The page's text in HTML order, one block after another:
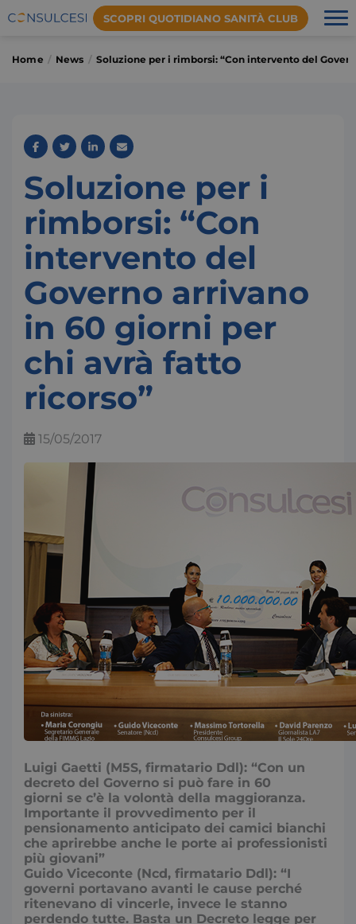
SCOPRI QUOTIDIANO SANITÀ CLUB
Home News Soluzione per i rimborsi: “Con intervento del
Soluzione per i
rimborsi: “Con
intervento del
Governo arrivano
in 60 giorni per
chi avrà fatto
ricorso”
15/05/2017
Luigi Gaetti (M5S, firmatario Ddl): “Con un
decreto del Governo si può fare in 60
giorni se c’è la volontà della maggioranza.
Importante il provvedimento per il
pensionamento anticipato dei camici bianchi
che aprirebbe anche le porte ai professionisti
più giovani”
Guido Viceconte (Ncd, firmatario Ddl): “I
governi portavano avanti le cause perché
ritenevano di vincerle, invece le stanno
perdendo tutte. Basta un Decreto legge per